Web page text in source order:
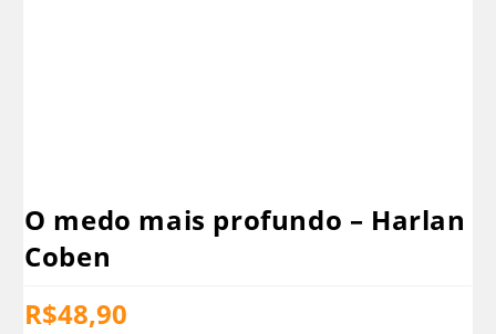
O medo mais profundo – Harlan
Coben
R$48,90